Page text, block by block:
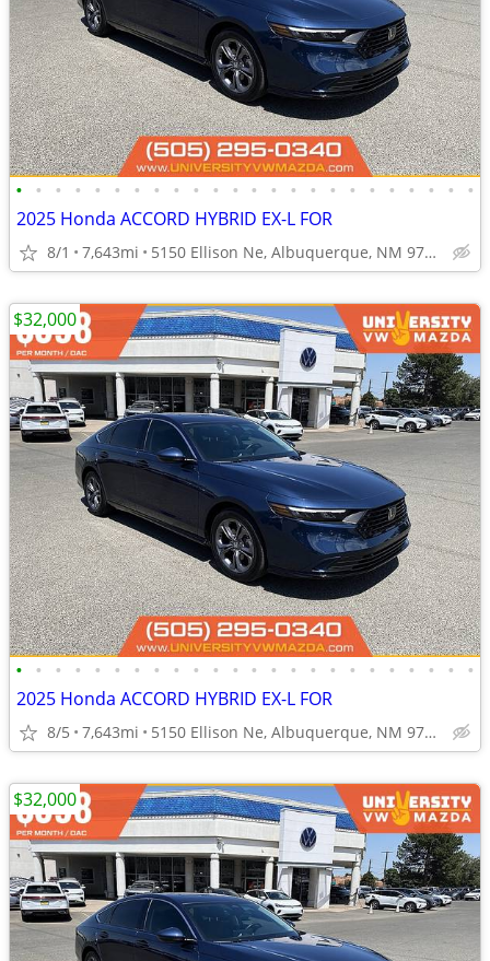
• • • • • • • • • • • • • • • • • • • • • • • •
2025 Honda ACCORD HYBRID EX-L FOR
8/1 7,643mi 5150 Ellison Ne, Albuquerque, NM 97109
• • • • • • • • • • • • • • • • • • • • • • • •
2025 Honda ACCORD HYBRID EX-L FOR
8/5 7,643mi 5150 Ellison Ne, Albuquerque, NM 97109
$32,000
$32,000